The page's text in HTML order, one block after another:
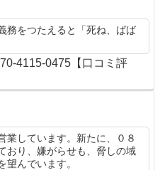
務をつたえると「死ね、ばば
4115-0475【口コミ評
しています。新たに、０８
おり、嫌がらせも、脅しの域
望んでいます。